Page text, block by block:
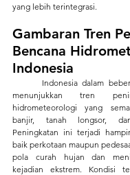
yang lebih terintegrasi.
Gambaran Tren
Bencana
Indonesia
menunjukkan tren
hidrometeorologi yang
banjir, tanah longsor,
Peningkatan ini terjadi
baik perkotaan maupun
pola curah hujan dan
kejadian ekstrem. Kondisi